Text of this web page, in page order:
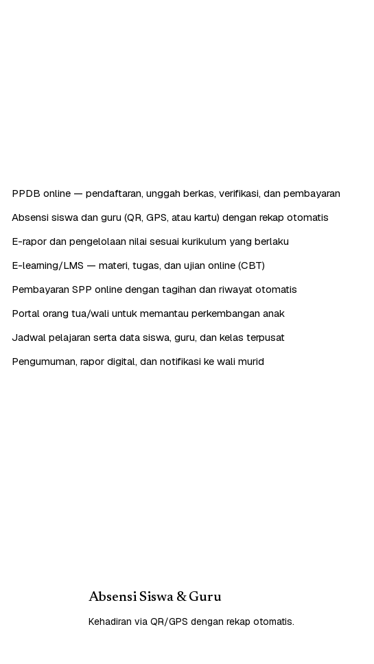
PPDB online — pendaftaran, unggah berkas, verifikasi, dan pembayaran
Absensi siswa dan guru (QR, GPS, atau kartu) dengan rekap otomatis
E-rapor dan pengelolaan nilai sesuai kurikulum yang berlaku
E-learning/LMS — materi, tugas, dan ujian online (CBT)
Pembayaran SPP online dengan tagihan dan riwayat otomatis
Portal orang tua/wali untuk memantau perkembangan anak
Jadwal pelajaran serta data siswa, guru, dan kelas terpusat
Pengumuman, rapor digital, dan notifikasi ke wali murid
Absensi Siswa & Guru
Kehadiran via QR/GPS dengan rekap otomatis.